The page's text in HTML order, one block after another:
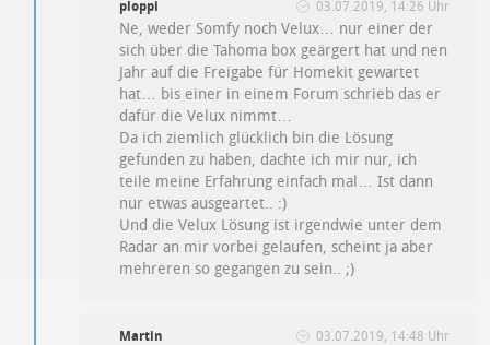
ploppi 03.07.2019, 14:26 Uhr
Ne, weder Somfy noch Velux… nur einer der
sich über die Tahoma box geärgert hat und nen
Jahr auf die Freigabe für Homekit gewartet
hat… bis einer in einem Forum schrieb das er
dafür die Velux nimmt…
Da ich ziemlich glücklich bin die Lösung
gefunden zu haben, dachte ich mir nur, ich
teile meine Erfahrung einfach mal… Ist dann
nur etwas ausgeartet.. :)
Und die Velux Lösung ist irgendwie unter dem
Radar an mir vorbei gelaufen, scheint ja aber
mehreren so gegangen zu sein.. ;)
Martin 03.07.2019, 14:48 Uhr